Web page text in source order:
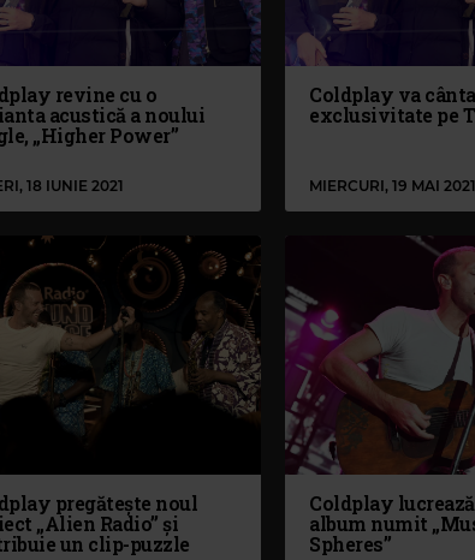
revine cu o
acustică a noului
„Higher Power”
18 IUNIE 2021
Coldplay va
exclusivitate pe
MIERCURI, 19 MAI 2021
pregătește noul
„Alien Radio” și
un clip-puzzle
Coldplay
album numit
Spheres”